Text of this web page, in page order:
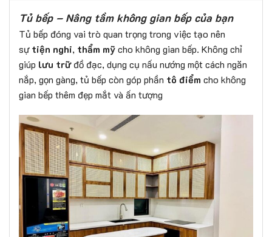
Tủ bếp – Nâng tầm không gian bếp của bạn
Tủ bếp đóng vai trò quan trọng trong việc tạo nên
sựtiện nghi, thẩm mỹcho không gian bếp. Không chỉ
giúp lưu trữđồ đạc, dụng cụ nấu nướng một cách ngăn
nắp, gọn gàng, tủ bếp còn góp phần tô điểm cho không
gian bếp thêm đẹp mắt và ấn tượng